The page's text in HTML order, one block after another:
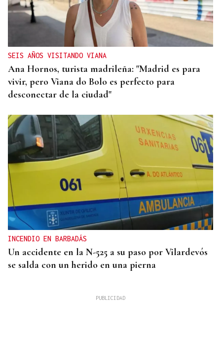
SEIS AÑOS VISITANDO VIANA
Ana Hornos, turista madrileña: "Madrid es para
vivir, pero Viana do Bolo es perfecto para
desconectar de la ciudad"
INCENDIO EN BARBADÁS
Un accidente en la N-525 a su paso por Vilardevós
se salda con un herido en una pierna